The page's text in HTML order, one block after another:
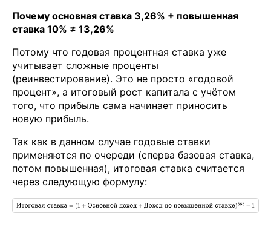
Почему основная ставка 3,26% + повышенная
ставка 10% ≠ 13,26%
Потому что годовая процентная ставка уже
учитывает сложные проценты
(реинвестирование). Это не просто «годовой
процент», а итоговый рост капитала с учётом
того, что прибыль сама начинает приносить
новую прибыль.
Так как в данном случае годовые ставки
применяются по очереди (сперва базовая ставка,
потом повышенная), итоговая ставка считается
через следующую формулу: